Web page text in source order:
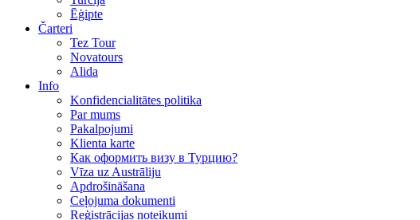
Ēģipte
Čarteri
Tez Tour
Novatours
Alida
Info
Konfidencialitātes politika
Par mums
Рakalpojumi
Klienta karte
Как оформить визу в Турцию?
Vīza uz Austrāliju
Apdrošināšana
Ceļojuma dokumenti
Reģistrācijas noteikumi